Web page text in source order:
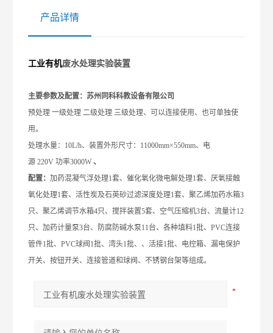
产品详情
工业有机废水处理实验装置
主要参数及配置： 苏州同科科教设备有限公司
预处理 一级处理 二级处理 三级处理、
可以连接使用、也可单独使
用。
处理水量：10L/h、装置外形尺寸：11000mm×550mm、电
源 220V 功率3000W 、
配置：加药混凝气浮处理1套、催化氧化微电解处理1套、厌氧接触
氧化处理1套、活性炭及石英砂过滤深度处理1套、聚乙烯加药水箱3
只、聚乙烯调节水箱4只、搅拌装置5套、空气压缩机3台、流量计12
只、加药计量泵3台、 防腐防碱水泵11台、各种填料1批、PVC连接
管件1批、PVC球阀1批、湾头1批、、活接1批、 电控箱、漏电保护
开关、按钮开关、连接管道和球阀、不锈钢台架等组成。